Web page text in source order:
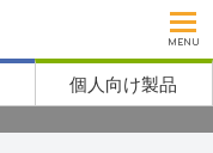
MENU
個人向け製品